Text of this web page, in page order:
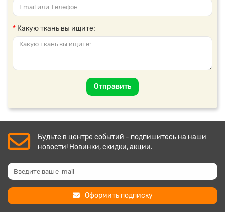
Какую ткань вы ищите:
Отправить
Будьте в центре событий - подпишитесь на наши
новости! Новинки, скидки, акции.
Оформить подписку